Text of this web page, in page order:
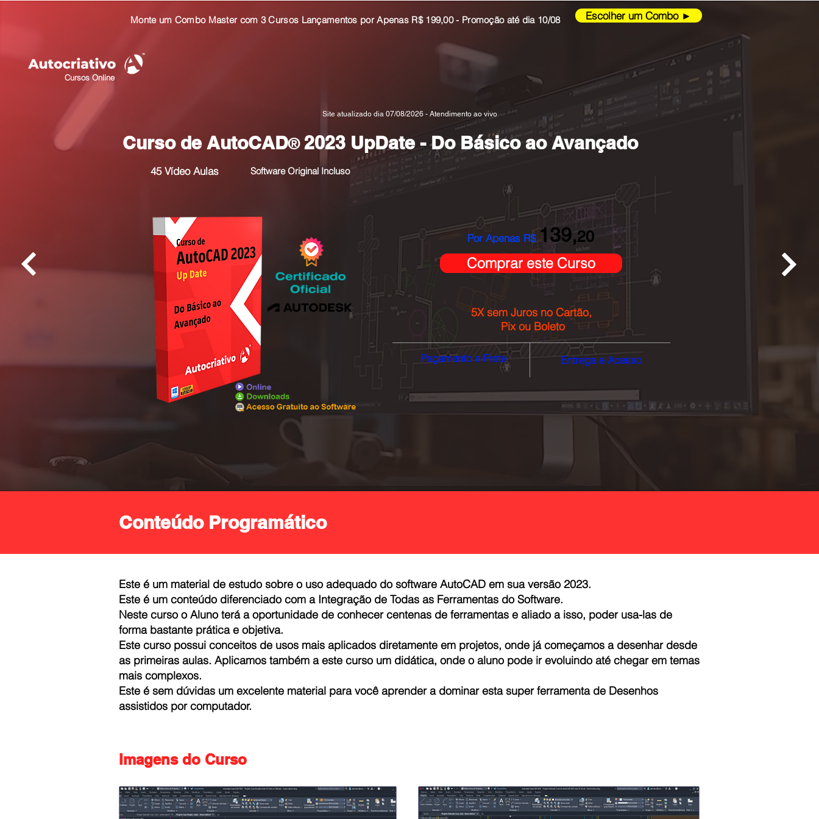
Monte um Combo Master com 3 Cursos Lançamentos por Apenas R$ 199,00 - Promoção até dia 10/08 Escolher um Combo ►
Cursos Online
Voltar Voltar Home Buscar
Curso de AutoCAD® 2023 UpDate - Do Básico ao Avançado
Software Original Incluso
45Vídeo Aulas
Por Apenas R$ 139,20
Comprar este Curso
5X sem Juros no Cartão,
Pix ou Boleto
Entrega e Acesso
Pagamento e Frete
Conteúdo Programático
Este é um material de estudo sobre o uso adequado do software AutoCAD em sua versão 2023.
Este é um conteúdo diferenciado com a Integração de Todas as Ferramentas do Software.
Neste curso o Aluno terá a oportunidade de conhecer centenas de ferramentas e aliado a isso, poder usa-las de
forma bastante prática e objetiva.
Este curso possui conceitos de usos mais aplicados diretamente em projetos, onde já começamos a desenhar desde
as primeiras aulas. Aplicamos também a este curso um didática, onde o aluno pode ir evoluindo até chegar em temas
mais complexos.
Este é sem dúvidas um excelente material para você aprender a dominar esta super ferramenta de Desenhos
assistidos por computador.
Imagens do Curso
Site atualizado dia 07/08/2026 - Atendimento ao vivo